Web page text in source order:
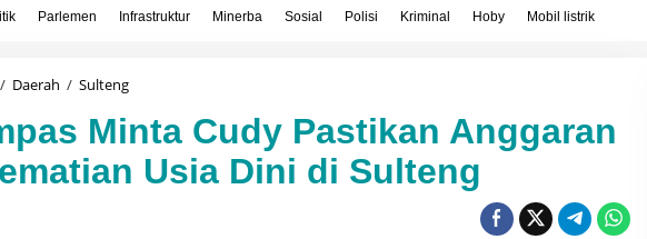
Parlemen Infrastruktur Minerba Sosial Polisi Kriminal Hoby Mobil listrik
/ Daerah / SultengVera
Minta
Cudy
Pastikan
Anggaran
Minta Cudy Pastikan Anggaran
Usia Dini di Sulteng